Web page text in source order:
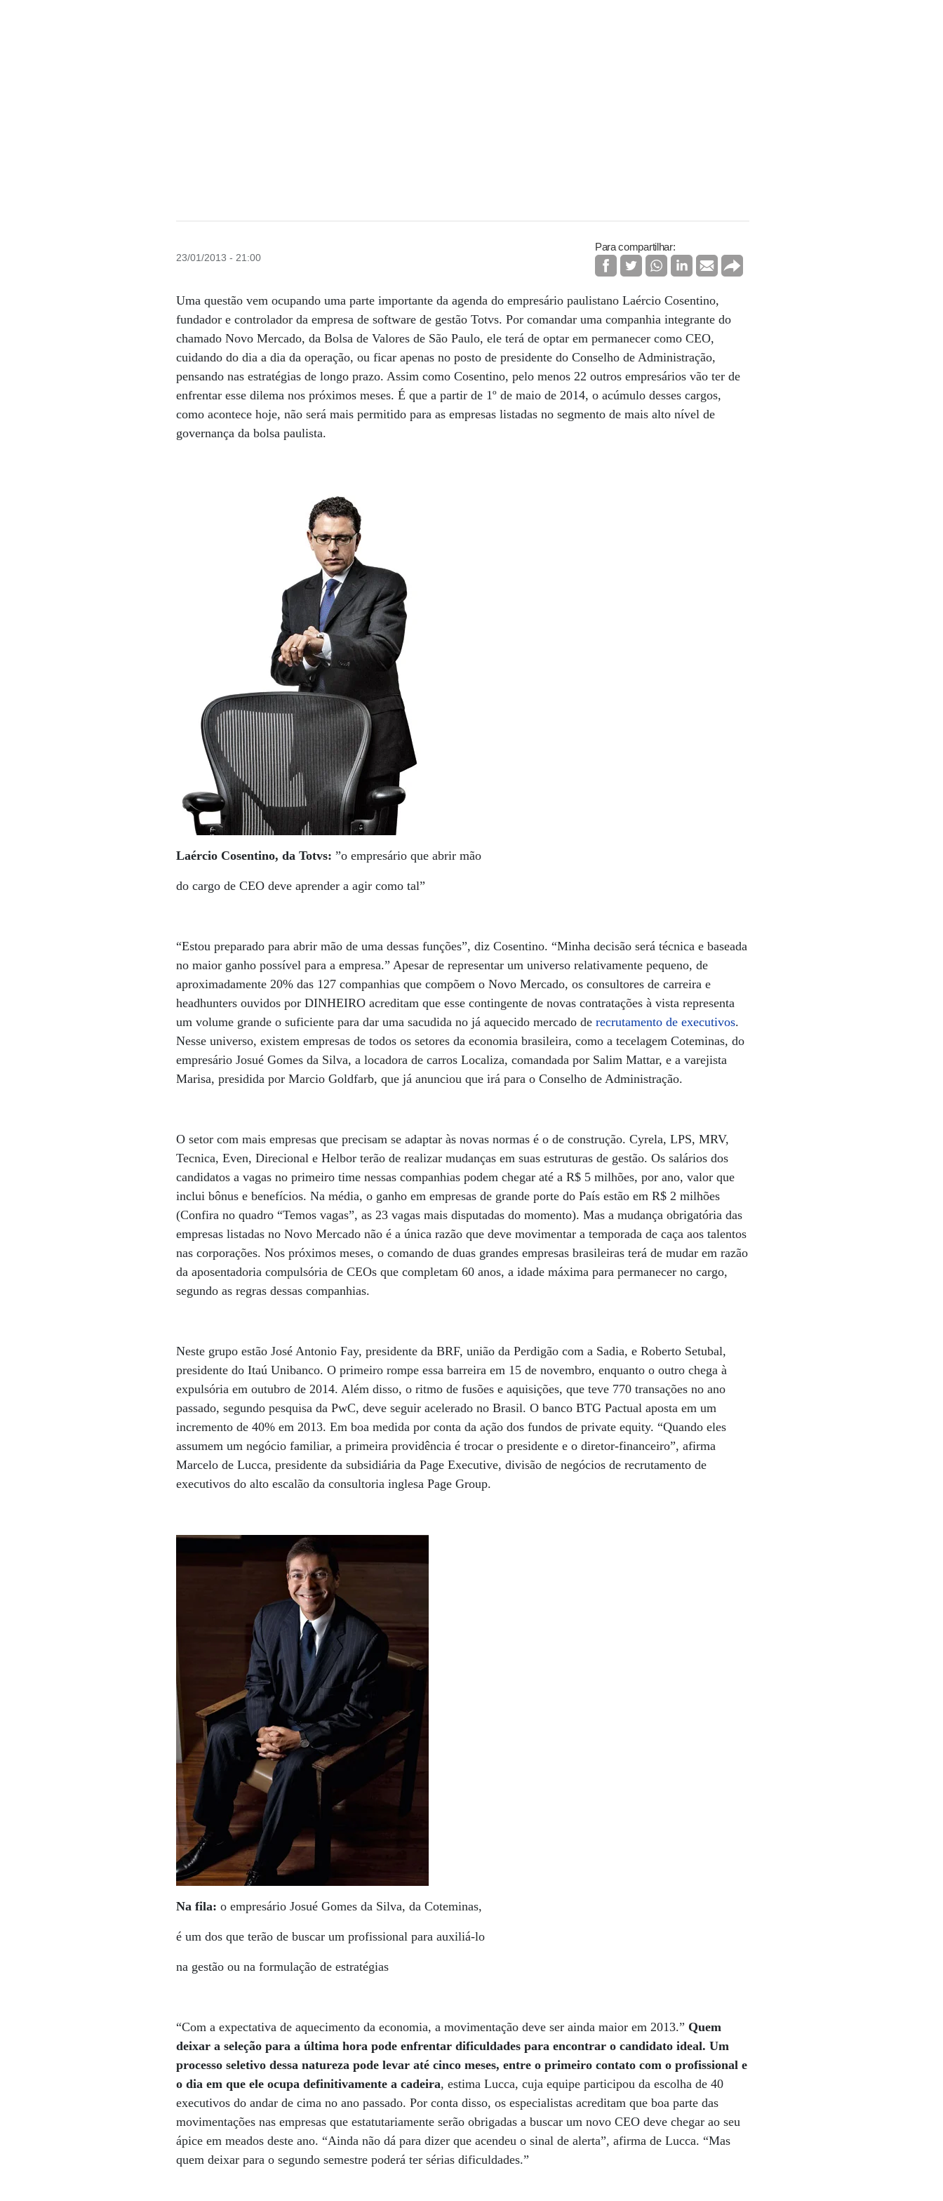
23/01/2013 - 21:00
Para compartilhar:
Uma questão vem ocupando uma parte importante da agenda do empresário paulistano Laércio Cosentino,
fundador e controlador da empresa de software de gestão Totvs. Por comandar uma companhia integrante do
chamado Novo Mercado, da Bolsa de Valores de São Paulo, ele terá de optar em permanecer como CEO,
cuidando do dia a dia da operação, ou ficar apenas no posto de presidente do Conselho de Administração,
pensando nas estratégias de longo prazo. Assim como Cosentino, pelo menos 22 outros empresários vão ter de
enfrentar esse dilema nos próximos meses. É que a partir de 1º de maio de 2014, o acúmulo desses cargos,
como acontece hoje, não será mais permitido para as empresas listadas no segmento de mais alto nível de
governança da bolsa paulista.
Laércio Cosentino, da Totvs: ”o empresário que abrir mão
do cargo de CEO deve aprender a agir como tal”
“Estou preparado para abrir mão de uma dessas funções”, diz Cosentino. “Minha decisão será técnica e baseada
no maior ganho possível para a empresa.” Apesar de representar um universo relativamente pequeno, de
aproximadamente 20% das 127 companhias que compõem o Novo Mercado, os consultores de carreira e
headhunters ouvidos por DINHEIRO acreditam que esse contingente de novas contratações à vista representa
um volume grande o suficiente para dar uma sacudida no já aquecido mercado derecrutamento de executivos.
Nesse universo, existem empresas de todos os setores da economia brasileira, como a tecelagem Coteminas, do
empresário Josué Gomes da Silva, a locadora de carros Localiza, comandada por Salim Mattar, e a varejista
Marisa, presidida por Marcio Goldfarb, que já anunciou que irá para o Conselho de Administração.
O setor com mais empresas que precisam se adaptar às novas normas é o de construção. Cyrela, LPS, MRV,
Tecnica, Even, Direcional e Helbor terão de realizar mudanças em suas estruturas de gestão. Os salários dos
candidatos a vagas no primeiro time nessas companhias podem chegar até a R$ 5 milhões, por ano, valor que
inclui bônus e benefícios. Na média, o ganho em empresas de grande porte do País estão em R$ 2 milhões
(Confira no quadro “Temos vagas”, as 23 vagas mais disputadas do momento). Mas a mudança obrigatória das
empresas listadas no Novo Mercado não é a única razão que deve movimentar a temporada de caça aos talentos
nas corporações. Nos próximos meses, o comando de duas grandes empresas brasileiras terá de mudar em razão
da aposentadoria compulsória de CEOs que completam 60 anos, a idade máxima para permanecer no cargo,
segundo as regras dessas companhias.
Neste grupo estão José Antonio Fay, presidente da BRF, união da Perdigão com a Sadia, e Roberto Setubal,
presidente do Itaú Unibanco. O primeiro rompe essa barreira em 15 de novembro, enquanto o outro chega à
expulsória em outubro de 2014. Além disso, o ritmo de fusões e aquisições, que teve 770 transações no ano
passado, segundo pesquisa da PwC, deve seguir acelerado no Brasil. O banco BTG Pactual aposta em um
incremento de 40% em 2013. Em boa medida por conta da ação dos fundos de private equity. “Quando eles
assumem um negócio familiar, a primeira providência é trocar o presidente e o diretor-financeiro”, afirma
Marcelo de Lucca, presidente da subsidiária da Page Executive, divisão de negócios de recrutamento de
executivos do alto escalão da consultoria inglesa Page Group.
Na fila:o empresário Josué Gomes da Silva, da Coteminas,
é um dos que terão de buscar um profissional para auxiliá-lo
na gestão ou na formulação de estratégias
“Com a expectativa de aquecimento da economia, a movimentação deve ser ainda maior em 2013.” Quem
deixar a seleção para a última hora pode enfrentar dificuldades para encontrar o candidato ideal. Um
processo seletivo dessa natureza pode levar até cinco meses, entre o primeiro contato com o profissional e
o dia em que ele ocupa definitivamente a cadeira, estima Lucca, cuja equipe participou da escolha de 40
executivos do andar de cima no ano passado. Por conta disso, os especialistas acreditam que boa parte das
movimentações nas empresas que estatutariamente serão obrigadas a buscar um novo CEO deve chegar ao seu
ápice em meados deste ano. “Ainda não dá para dizer que acendeu o sinal de alerta”, afirma de Lucca. “Mas
quem deixar para o segundo semestre poderá ter sérias dificuldades.”